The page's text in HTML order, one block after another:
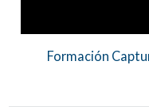
Formación